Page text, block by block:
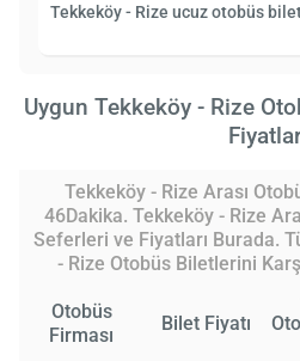
Tekkeköy - Rize ucuz otobüs
Uygun Tekkeköy - Rize
Tekkeköy - Rize Arası
46Dakika. Tekkeköy - Rize
Seferleri ve Fiyatları Burada.
- Rize Otobüs Biletlerini
Otobüs
Firması
Bilet Fiyatı